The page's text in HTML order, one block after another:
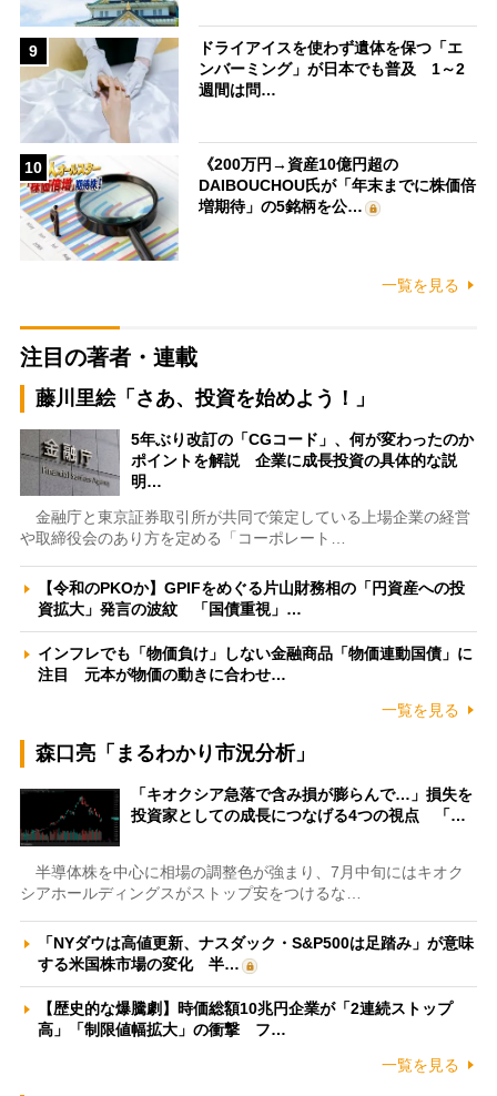
9
ドライアイスを使わず遺体を保つ「エ
ンバーミング」が日本でも普及 1～2
週間は問…
10
《200万円→資産10億円超の
DAIBOUCHOU氏が「年末までに株価倍
増期待」の5銘柄を公…
一覧を見る
注目の著者・連載
藤川里絵「さあ、投資を始めよう！」
5年ぶり改訂の「CGコード」、何が変わったのか
ポイントを解説 企業に成長投資の具体的な説
明…
金融庁と東京証券取引所が共同で策定している上場企業の経営
や取締役会のあり方を定める「コーポレート…
【令和のPKOか】GPIFをめぐる片山財務相の「円資産への投
資拡大」発言の波紋 「国債重視」…
インフレでも「物価負け」しない金融商品「物価連動国債」に
注目 元本が物価の動きに合わせ…
一覧を見る
森口亮「まるわかり市況分析」
「キオクシア急落で含み損が膨らんで…」損失を
投資家としての成長につなげる4つの視点 「…
半導体株を中心に相場の調整色が強まり、7月中旬にはキオク
シアホールディングスがストップ安をつけるな…
「NYダウは高値更新、ナスダック・S&P500は足踏み」が意味
する米国株市場の変化 半…
【歴史的な爆騰劇】時価総額10兆円企業が「2連続ストップ
高」「制限値幅拡大」の衝撃 フ…
一覧を見る